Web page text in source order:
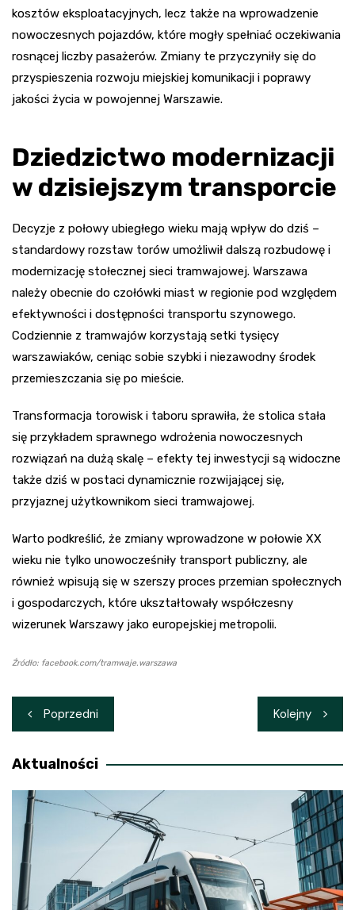
kosztów eksploatacyjnych, lecz także na wprowadzenie
nowoczesnych pojazdów, które mogły spełniać oczekiwania
rosnącej liczby pasażerów. Zmiany te przyczyniły się do
przyspieszenia rozwoju miejskiej komunikacji i poprawy
jakości życia w powojennej Warszawie.
Dziedzictwo modernizacji
w dzisiejszym transporcie
Decyzje z połowy ubiegłego wieku mają wpływ do dziś –
standardowy rozstaw torów umożliwił dalszą rozbudowę i
modernizację stołecznej sieci tramwajowej. Warszawa
należy obecnie do czołówki miast w regionie pod względem
efektywności i dostępności transportu szynowego.
Codziennie z tramwajów korzystają setki tysięcy
warszawiaków, ceniąc sobie szybki i niezawodny środek
przemieszczania się po mieście.
Transformacja torowisk i taboru sprawiła, że stolica stała
się przykładem sprawnego wdrożenia nowoczesnych
rozwiązań na dużą skalę – efekty tej inwestycji są widoczne
także dziś w postaci dynamicznie rozwijającej się,
przyjaznej użytkownikom sieci tramwajowej.
Warto podkreślić, że zmiany wprowadzone w połowie XX
wieku nie tylko unowocześniły transport publiczny, ale
również wpisują się w szerszy proces przemian społecznych
i gospodarczych, które ukształtowały współczesny
wizerunek Warszawy jako europejskiej metropolii.
Źródło: facebook.com/tramwaje.warszawa
Nawigacja
wpisu
Poprzedni Kolejny
Aktualności